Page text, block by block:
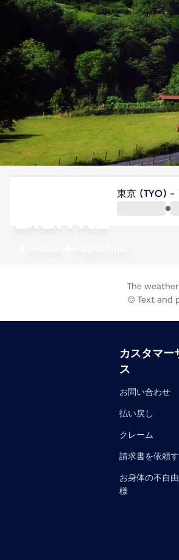
Biarritz
東京 (TYO) -
The
© Text and
カスタマー
ス
お問い合わせ
払い戻し
クレーム
請求書を依頼
お身体の不自
様